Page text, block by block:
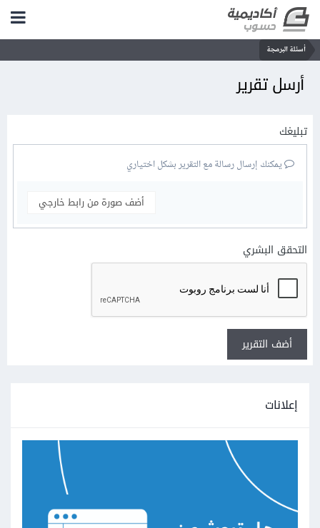
أسئلة البرمجة
أرسل تقرير
تبليغك
يمكنك إرسال رسالة مع التقرير بشكل اختياري
أضف صورة من رابط خارجي
التحقق البشري
أضف التقرير
إعلانات